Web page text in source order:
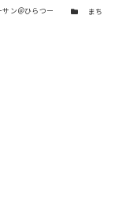
サン＠ひらつー カテゴリー
まち